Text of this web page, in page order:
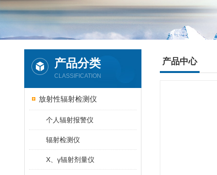
产品分类
CLASSIFICATION
放射性辐射检测仪
个人辐射报警仪
辐射检测仪
X、γ辐射剂量仪
产品中心